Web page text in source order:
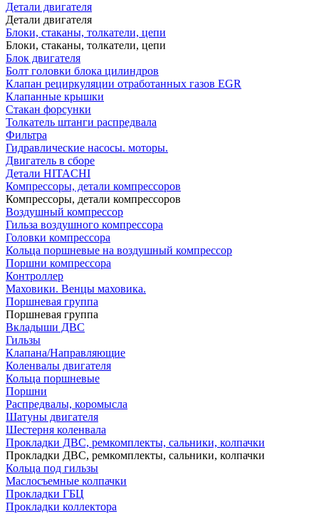
Детали двигателя
Детали двигателя
Блоки, стаканы, толкатели, цепи
Блоки, стаканы, толкатели, цепи
Блок двигателя
Болт головки блока цилиндров
Клапан рециркуляции отработанных газов EGR
Клапанные крышки
Стакан форсунки
Толкатель штанги распредвала
Фильтра
Гидравлические насосы. моторы.
Двигатель в сборе
Детали HITACHI
Компрессоры, детали компрессоров
Компрессоры, детали компрессоров
Воздушный компрессор
Гильза воздушного компрессора
Головки компрессора
Кольца поршневые на воздушный компрессор
Поршни компрессора
Контроллер
Маховики. Венцы маховика.
Поршневая группа
Поршневая группа
Вкладыши ДВС
Гильзы
Клапана/Направляющие
Коленвалы двигателя
Кольца поршневые
Поршни
Распредвалы, коромысла
Шатуны двигателя
Шестерня коленвала
Прокладки ДВС, ремкомплекты, сальники, колпачки
Прокладки ДВС, ремкомплекты, сальники, колпачки
Кольца под гильзы
Маслосъемные колпачки
Прокладки ГБЦ
Прокладки коллектора